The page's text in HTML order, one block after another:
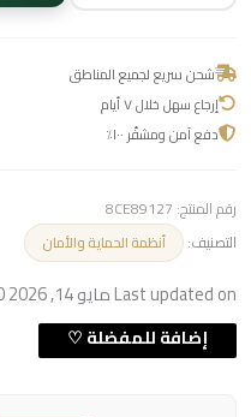
شحن سريع لجميع المناطق
إرجاع سهل خلال ٧ أيام
دفع آمن ومشفّر ١٠٠٪
رقم المنتج: 8CE89127
التصنيف:
أنظمة الحماية والأمان
Last updated on مايو 14, 2026 1:40 ص